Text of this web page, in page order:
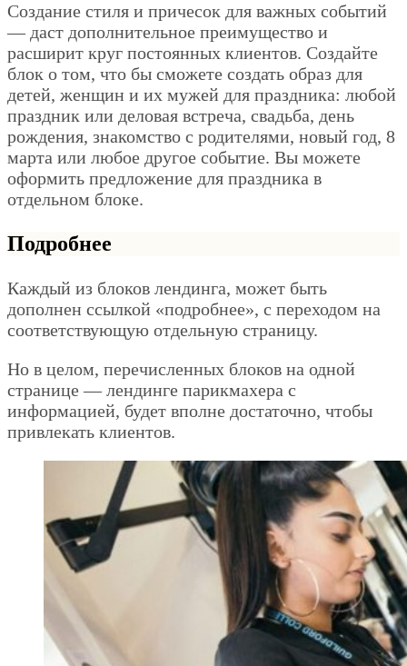
Создание стиля и причесок для важных событий
— даст дополнительное преимущество и
расширит круг постоянных клиентов. Создайте
блок о том, что бы сможете создать образ для
детей, женщин и их мужей для праздника: любой
праздник или деловая встреча, свадьба, день
рождения, знакомство с родителями, новый год, 8
марта или любое другое событие. Вы можете
оформить предложение для праздника в
отдельном блоке.
Подробнее
Каждый из блоков лендинга, может быть
дополнен ссылкой «подробнее», с переходом на
соответствующую отдельную страницу.
Но в целом, перечисленных блоков на одной
странице — лендинге парикмахера с
информацией, будет вполне достаточно, чтобы
привлекать клиентов.